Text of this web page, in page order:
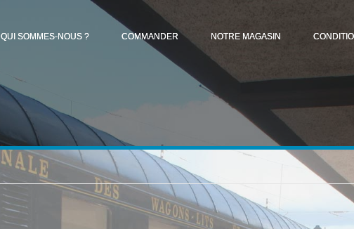
QUI SOMMES-NOUS ? COMMANDER NOTRE MAGASIN